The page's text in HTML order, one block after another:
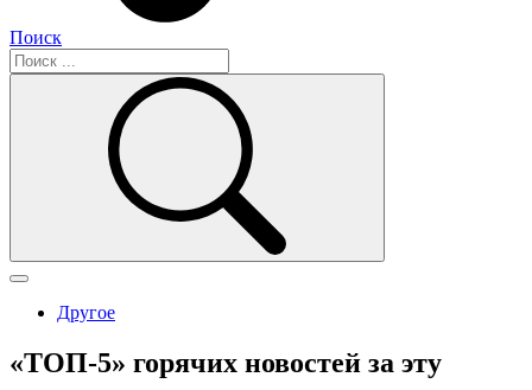
Поиск
Другое
«ТОП-5» горячих новостей за эту